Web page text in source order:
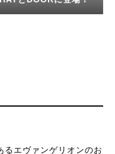
るエヴァンゲリオンのお